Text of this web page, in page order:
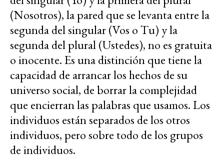
(Nosotros), la pared que se levanta entre la
segunda del singular (Vos o Tu) y la
segunda del plural (Ustedes), no es gratuita
o inocente. Es una distinción que tiene la
capacidad de arrancar los hechos de su
universo social, de borrar la complejidad
que encierran las palabras que usamos. Los
individuos están separados de los otros
individuos, pero sobre todo de los grupos
de individuos.